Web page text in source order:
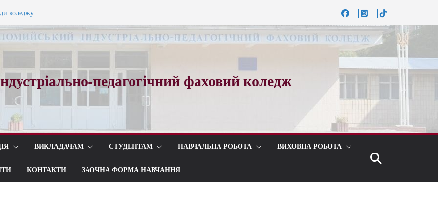
коледжу
вальсу…
педагогічний фаховий коледж
ВИКЛАДАЧАМ СТУДЕНТАМ НАВЧАЛЬНА РОБОТА ВИХОВНА РОБОТА
КОНТАКТИ ЗАОЧНА ФОРМА НАВЧАННЯ